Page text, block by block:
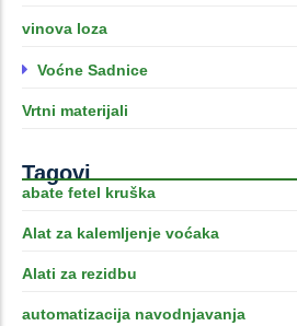
vinova loza
Voćne Sadnice
Vrtni materijali
Tagovi
abate fetel kruška
Alat za kalemljenje voćaka
Alati za rezidbu
automatizacija navodnjavanja